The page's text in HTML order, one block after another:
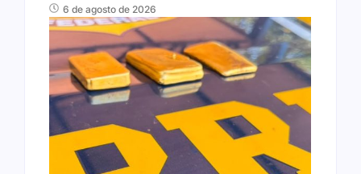
6 de agosto de 2026